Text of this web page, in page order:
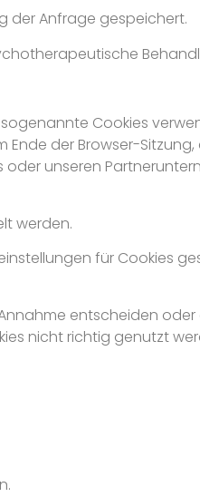
der Anfrage gespeichert.
Cookies
der Browser-Sitzung,
unseren
werden.
für Cookies
entscheiden
nicht richtig genutzt